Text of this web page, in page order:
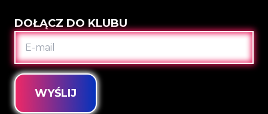
DOŁĄCZ DO KLUBU
E-
MAIL
WYŚLIJ